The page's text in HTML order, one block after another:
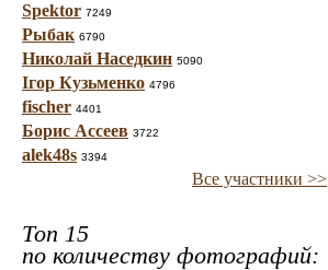
Spektor 7249
Рыбак 6790
Николай Наседкин 5090
Ігор Кузьменко 4796
fischer 4401
Борис Ассеев 3722
alek48s 3394
Все участники >>
Топ 15
по количеству фотографий: